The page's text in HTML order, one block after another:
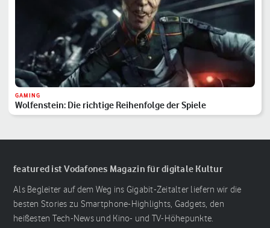
GAMING
Wolfenstein: Die richtige Reihenfolge der Spiele
featured ist Vodafones Magazin für digitale Kultur
Als Begleiter auf dem Weg ins Gigabit-Zeitalter liefern wir die
besten Stories zu Smartphone-Highlights, Gadgets, den
heißesten Tech-News und Kino- und TV-Höhepunkte.